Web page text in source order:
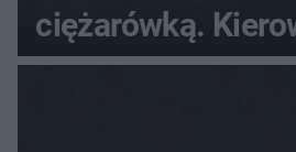
ciężarówką.